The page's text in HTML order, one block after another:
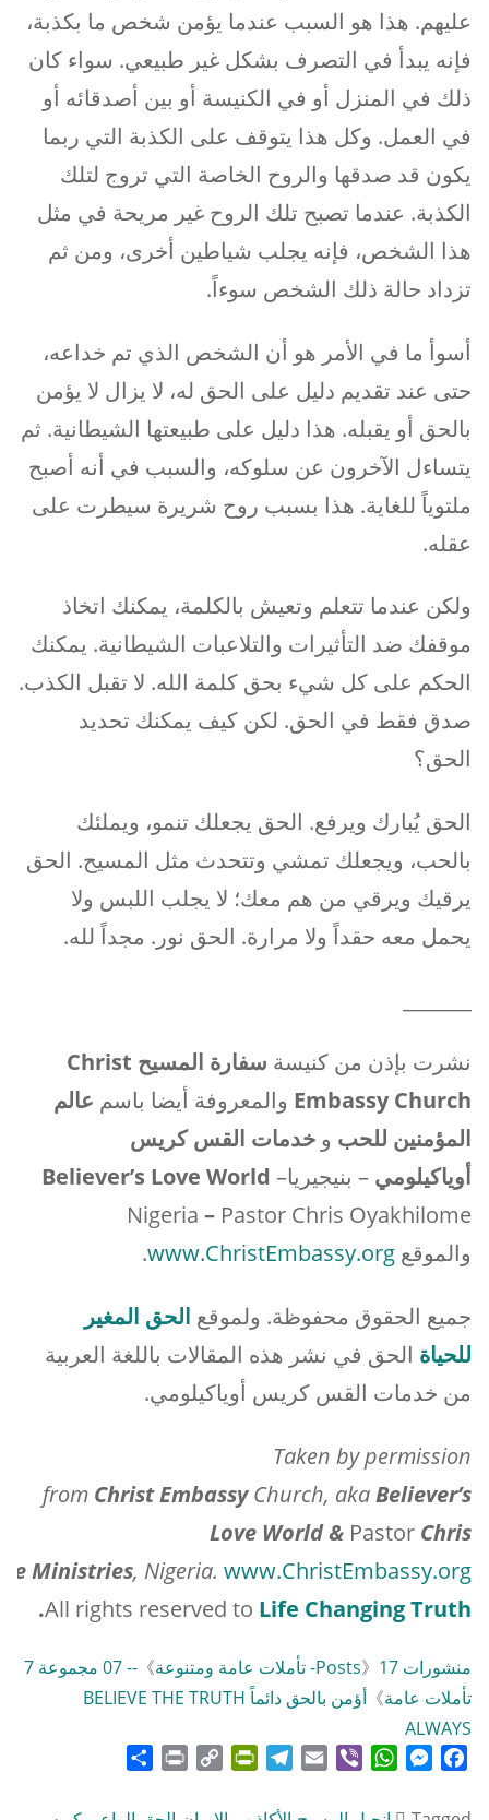
عليهم. هذا هو السبب عندما يؤمن شخص ما بكذبة،
فإنه يبدأ في التصرف بشكل غير طبيعي. سواء كان
ذلك في المنزل أو في الكنيسة أو بين أصدقائه أو
في العمل. وكل هذا يتوقف على الكذبة التي ربما
يكون قد صدقها والروح الخاصة التي تروج لتلك
الكذبة. عندما تصبح تلك الروح غير مريحة في مثل
هذا الشخص، فإنه يجلب شياطين أخرى، ومن ثم
تزداد حالة ذلك الشخص سوءاً.
أسوأ ما في الأمر هو أن الشخص الذي تم خداعه،
حتى عند تقديم دليل على الحق له، لا يزال لا يؤمن
بالحق أو يقبله. هذا دليل على طبيعتها الشيطانية. ثم
يتساءل الآخرون عن سلوكه، والسبب في أنه أصبح
ملتوياً للغاية. هذا بسبب روح شريرة سيطرت على
عقله.
ولكن عندما تتعلم وتعيش بالكلمة، يمكنك اتخاذ
موقفك ضد التأثيرات والتلاعبات الشيطانية. يمكنك
الحكم على كل شيء بحق كلمة الله. لا تقبل الكذب.
صدق فقط في الحق. لكن كيف يمكنك تحديد
الحق؟
الحق يُبارك ويرفع. الحق يجعلك تنمو، ويملئك
بالحب، ويجعلك تمشي وتتحدث مثل المسيح. الحق
يرقيك ويرقي من هم معك؛ لا يجلب اللبس ولا
يحمل معه حقداً ولا مرارة. الحق نور. مجداً لله.
نشرت بإذن من كنيسة سفارة المسيح Christ
Embassy Church والمعروفة أيضا باسم عالم
المؤمنين للحب و خدمات القس كريس
أوياكيلومي – بنيجيريا Believer’s Love World –
Nigeria – Pastor Chris Oyakhilome
والموقع www.ChristEmbassy.org
.
جميع الحقوق محفوظة. ولموقع الحق المغير
للحياة الحق في نشر هذه المقالات باللغة العربية
من خدمات القس كريس أوياكيلومي.
Taken by permission
from ChristEmbassy Church, akaBeliever’s
Love World & Pastor Chris
Ministries, Nigeria. www.ChristEmbassy.org
All rights reserved to Life Changing Truth
.
منشورات Posts 》 17- تأملات عامة ومتنوعة 》
-- 07 مجموعة 7
تأملات عامة》
أؤمن بالحق دائماً BELIEVE THE TRUTH
ALWAYS
Facebook
Messenger
WhatsApp
Viber
Email
Telegram
PrintFriendly
Copy
Print